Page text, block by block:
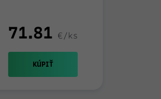
71.81 €/ks
KÚPIŤ